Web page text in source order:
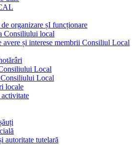
organizare șI funcționare
Consiliului local
avere și interese membrii Consiliul Local
Local
Local
locale
activitate
autoritate tutelară